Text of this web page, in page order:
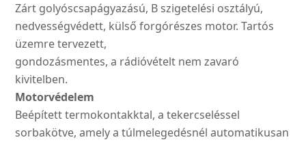
Zárt golyóscsapágyazású, B szigetelési osztályú,
nedvességvédett, külső forgórészes motor. Tartós
üzemre tervezett,
gondozásmentes, a rádióvételt nem zavaró
kivitelben.
Motorvédelem
Beépített termokontakktal, a tekercseléssel
sorbakötve, amely a túlmelegedésnél automatikusan